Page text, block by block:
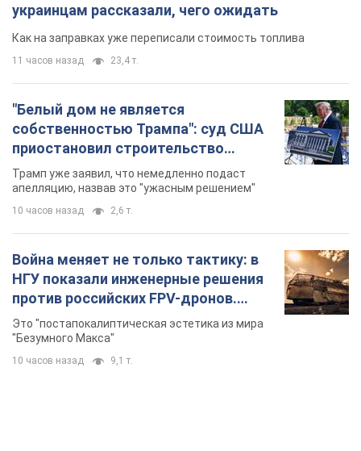
украинцам рассказали, чего ожидать
Как на заправках уже переписали стоимость топлива
11 часов назад 23,4 т.
"Белый дом не является
собственностью Трампа": суд США
приостановил строительство
бального зала стоимостью 400 млн
долларов
Трамп уже заявил, что немедленно подаст
апелляцию, назвав это "ужасным решением"
10 часов назад 2,6 т.
Война меняет не только тактику: в
НГУ показали инженерные решения
против российских FPV-дронов.
Фото
Это "постапокалиптическая эстетика из мира
"Безумного Макса"
10 часов назад 9,1 т.